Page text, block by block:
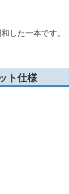
した一本です。
ト仕様